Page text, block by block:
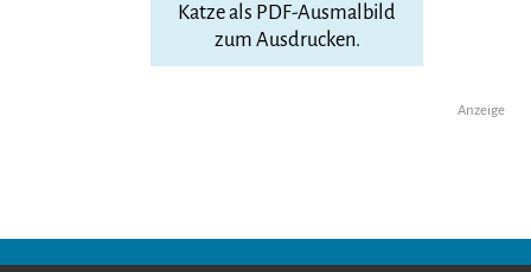
Katze als PDF-Ausmalbild
zum Ausdrucken.
Anzeige